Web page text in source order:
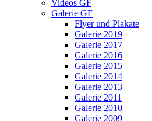
Videos GF
Galerie GF
Flyer und Plakate
Galerie 2019
Galerie 2017
Galerie 2016
Galerie 2015
Galerie 2014
Galerie 2013
Galerie 2011
Galerie 2010
Galerie 2009